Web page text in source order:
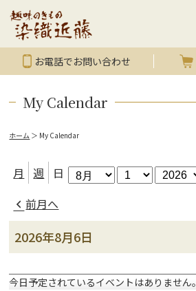
お電話でお問い合わせ
My Calendar
ホーム ＞ My Calendar
月 週 日 月 日 年
前月へ
2026年8月6日
今日予定されているイベントはありません。